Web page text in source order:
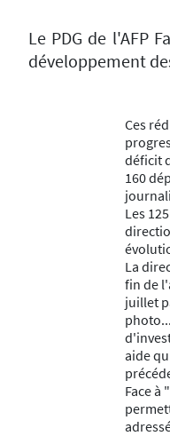
Le PDG de l'AFP
développement
Ces
déficit
160
Les
La
fin de
juillet
aide
Face